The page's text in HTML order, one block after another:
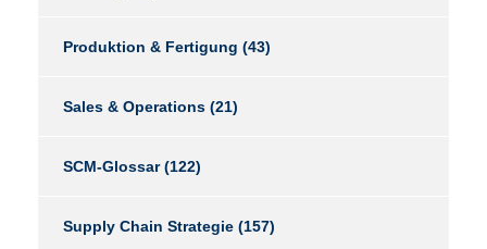
Produktion & Fertigung (43)
Sales & Operations (21)
SCM-Glossar(122)
Supply Chain Strategie (157)